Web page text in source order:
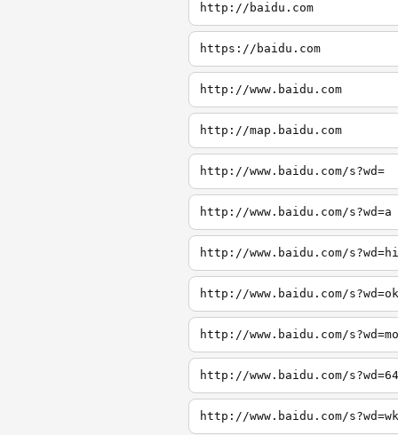
http://baidu.com
https://baidu.com
http://www.baidu.com
http://map.baidu.com
http://www.baidu.com/s?wd=
http://www.baidu.com/s?wd=a
http://www.baidu.com/s?wd=hi
http://www.baidu.com/s?wd=ok
http://www.baidu.com/s?wd=mo
http://www.baidu.com/s?wd=64
http://www.baidu.com/s?wd=wk